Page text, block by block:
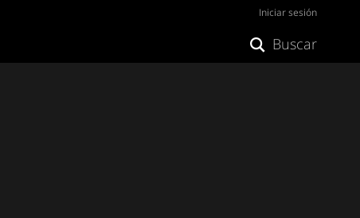
Iniciar sesión
Buscar